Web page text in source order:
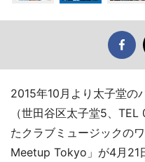
2015年10月より太子堂の
（世田谷区太子堂5、
たクラブミュージックの
Meetup Tokyo」が4月21